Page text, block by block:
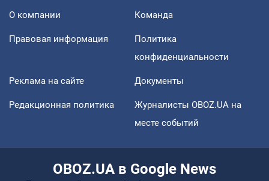
О компании Команда
Правовая информация
Политика
конфиденциальности
Реклама на сайте Документы
Редакционная политика
Журналисты OBOZ.UA на
месте событий
OBOZ.UA в Google News